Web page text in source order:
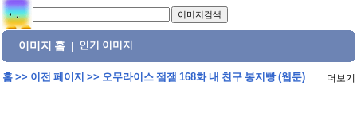
이미지 홈 인기 이미지
홈>> 이전 페이지 >> 오무라이스 잼잼 168화 내 친구 봉지빵 (웹툰) 더보기